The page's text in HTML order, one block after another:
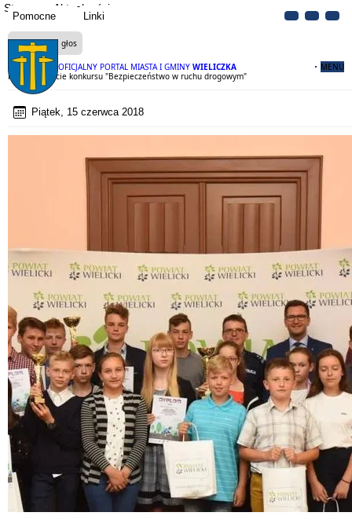
Pomocne Linki
OFICJALNY PORTAL MIASTA I GMINY WIELICZKA MENU
Strona Aktualności
Czytaj na głos
Rozstrzygnięcie konkursu "Bezpieczeństwo w ruchu drogowym"
Piątek, 15 czerwca 2018